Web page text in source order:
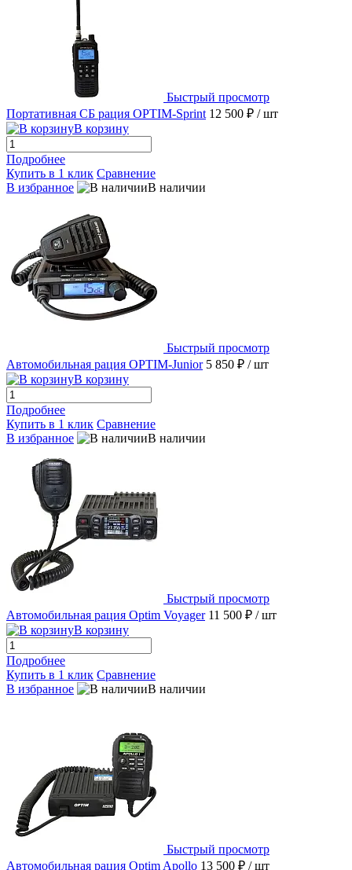
Быстрый просмотр
Портативная СБ рация OPTIM-Sprint 12 500 ₽ / шт
В корзину
Подробнее
Купить в 1 клик Сравнение
В избранное
В наличии
Быстрый просмотр
Автомобильная рация OPTIM-Junior 5 850 ₽ / шт
В корзину
Подробнее
Купить в 1 клик Сравнение
В избранное
В наличии
Быстрый просмотр
Автомобильная рация Optim Voyager 11 500 ₽ / шт
В корзину
Подробнее
Купить в 1 клик Сравнение
В избранное
В наличии
Быстрый просмотр
Автомобильная рация Optim Apollo 13 500 ₽ / шт